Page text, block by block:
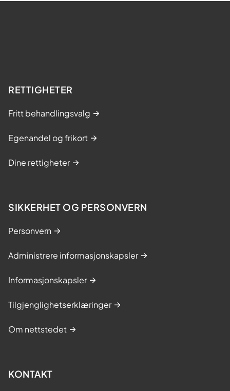
RETTIGHETER
Fritt behandlingsvalg
Egenandel og frikort
Dine rettigheter
SIKKERHET OG PERSONVERN
Personvern
Administrere informasjonskapsler
Informasjonskapsler
Tilgjenglighetserklæringer
Om nettstedet
KONTAKT